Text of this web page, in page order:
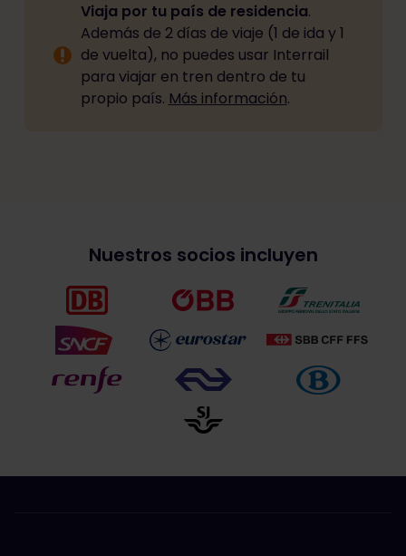
Viaja por tu país de residencia.
Además de 2 días de viaje (1 de ida y 1
de vuelta), no puedes usar Interrail
para viajar en tren dentro de tu
propio país. Más información.
Nuestros socios incluyen